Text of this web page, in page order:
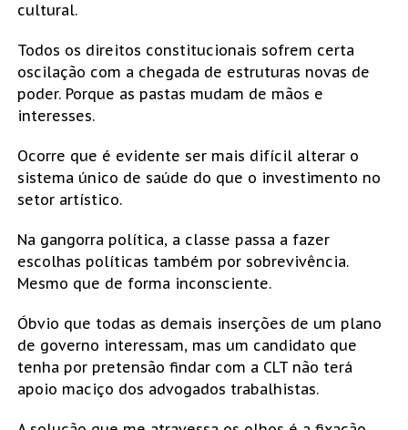
cultural.
Todos os direitos constitucionais sofrem certa
oscilação com a chegada de estruturas novas de
poder. Porque as pastas mudam de mãos e
interesses.
Ocorre que é evidente ser mais difícil alterar o
sistema único de saúde do que o investimento no
setor artístico.
Na gangorra política, a classe passa a fazer
escolhas políticas também por sobrevivência.
Mesmo que de forma inconsciente.
Óbvio que todas as demais inserções de um plano
de governo interessam, mas um candidato que
tenha por pretensão findar com a CLT não terá
apoio maciço dos advogados trabalhistas.